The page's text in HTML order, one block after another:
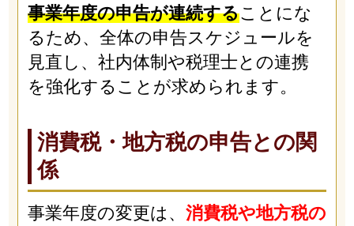
事業年度の申告が連続することにな
るため、全体の申告スケジュールを
見直し、社内体制や税理士との連携
を強化することが求められます。
消費税・地方税の申告との関
係
事業年度の変更は、 消費税や地方税の